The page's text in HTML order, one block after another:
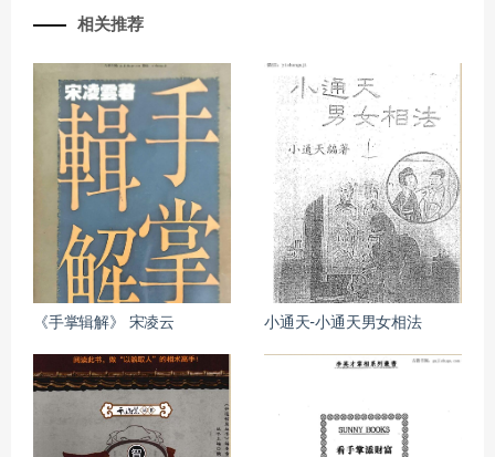
相关推荐
《手掌辑解》 宋凌云 小通天-小通天男女相法